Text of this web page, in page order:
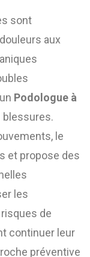
sont
aux
Podologue à
blessures.
le
et propose des
les
de
continuer leur
préventive